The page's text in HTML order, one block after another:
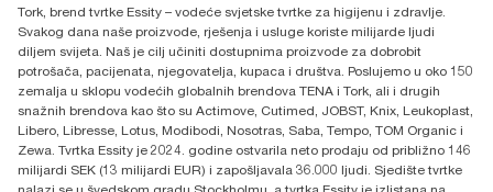
H-1021 Budapest
Budakeszi út 51.
Tork, brend tvrtke Essity – vodeće svjetske tvrtke za higijenu i zdravlje.
Svakog dana naše proizvode, rješenja i usluge koriste milijarde ljudi
diljem svijeta. Naš je cilj učiniti dostupnima proizvode za dobrobit
potrošača, pacijenata, njegovatelja, kupaca i društva. Poslujemo u oko 150
zemalja u sklopu vodećih globalnih brendova TENA i Tork, ali i drugih
snažnih brendova kao što su Actimove, Cutimed, JOBST, Knix, Leukoplast,
Libero, Libresse, Lotus, Modibodi, Nosotras, Saba, Tempo, TOM Organic i
Zewa. Tvrtka Essity je 2024. godine ostvarila neto prodaju od približno 146
milijardi SEK (13 milijardi EUR) i zapošljavala 36.000 ljudi. Sjedište tvrtke